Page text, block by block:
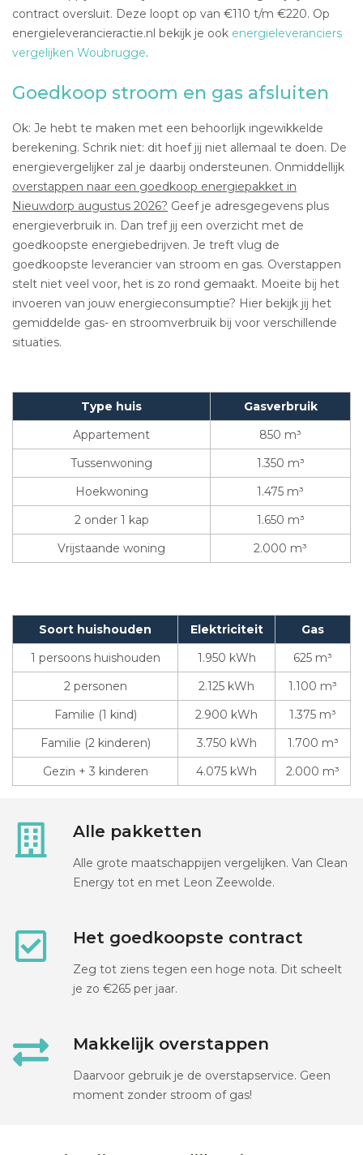
contract oversluit. Deze loopt op van €110 t/m €220. Op
energieleverancieractie.nl bekijk je ook energieleveranciers
vergelijken Woubrugge.
Goedkoop stroom en gas afsluiten
Ok: Je hebt te maken met een behoorlijk ingewikkelde
berekening. Schrik niet: dit hoef jij niet allemaal te doen. De
energievergelijker zal je daarbij ondersteunen. Onmiddellijk
overstappen naar een goedkoop energiepakket in
Nieuwdorp augustus 2026? Geef je adresgegevens plus
energieverbruik in. Dan tref jij een overzicht met de
goedkoopste energiebedrijven. Je treft vlug de
goedkoopste leverancier van stroom en gas. Overstappen
stelt niet veel voor, het is zo rond gemaakt. Moeite bij het
invoeren van jouw energieconsumptie? Hier bekijk jij het
gemiddelde gas- en stroomverbruik bij voor verschillende
situaties.
Type huis
Gasverbruik
Appartement
850 m³
Tussenwoning
1.350 m³
Hoekwoning
1.475 m³
2 onder 1 kap
1.650 m³
Vrijstaande woning
2.000 m³
Soort huishouden Elektriciteit
Gas
1 persoons huishouden
1.950 kWh
625 m³
2 personen
2.125 kWh
1.100 m³
Familie (1 kind)
2.900 kWh
1.375 m³
Familie (2 kinderen)
3.750 kWh
1.700 m³
Gezin + 3 kinderen
4.075 kWh 2.000 m³
Alle pakketten
Alle grote maatschappijen vergelijken. Van Clean
Energy tot en met Leon Zeewolde.
Het goedkoopste contract
Zeg tot ziens tegen een hoge nota. Dit scheelt
je zo €265 per jaar.
Makkelijk overstappen
Daarvoor gebruik je de overstapservice. Geen
moment zonder stroom of gas!